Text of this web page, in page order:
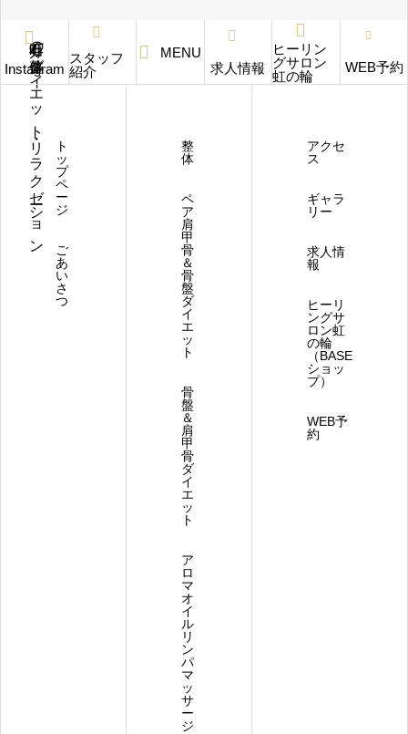
石井町の整体・ダイエット・リラクゼーション
Instagram
スタッフ
紹介
MENU
求人情報
ヒーリン
グサロン
虹の輪
WEB予約
ト
ッ
プ
ペ
ー
ジ
ご
あ
い
さ
つ
整
体
ペ
ア
肩
甲
骨
＆
骨
盤
ダ
イ
エ
ッ
ト
骨
盤
＆
肩
甲
骨
ダ
イ
エ
ッ
ト
ア
ロ
マ
オ
イ
ル
リ
ン
パ
マ
ッ
サ
ー
ジ
アクセ
ス
ギャラ
リー
求人情
報
ヒーリ
ングサ
ロン虹
の輪
（BASE
ショッ
プ）
WEB予
約